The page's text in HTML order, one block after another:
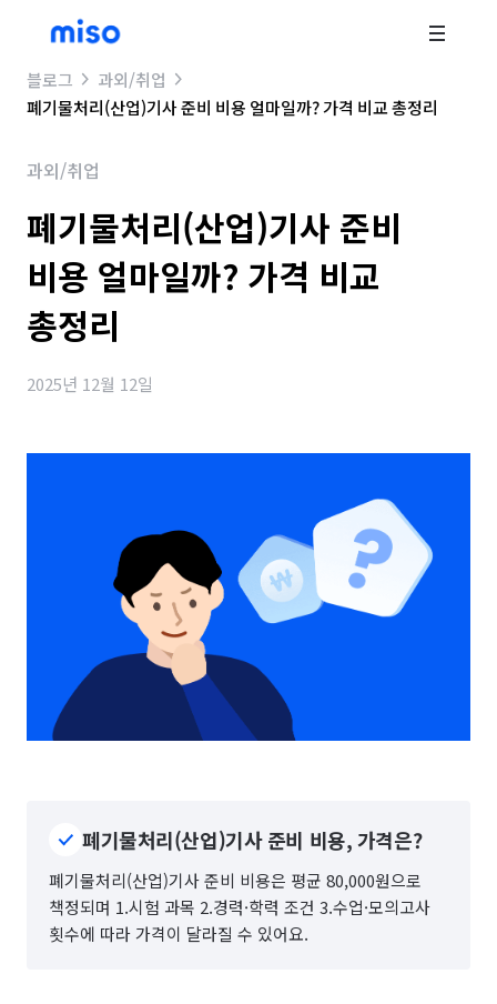
블로그
과외/취업
폐기물처리(산업)기사 준비 비용 얼마일까? 가격 비교 총정리
과외/취업
폐기물처리(산업)기사 준비
비용 얼마일까? 가격 비교
총정리
2025년 12월 12일
폐기물처리(산업)기사 준비 비용, 가격은?
폐기물처리(산업)기사 준비 비용은 평균 80,000원으로
책정되며 1.시험 과목 2.경력·학력 조건 3.수업·모의고사
횟수에 따라 가격이 달라질 수 있어요.